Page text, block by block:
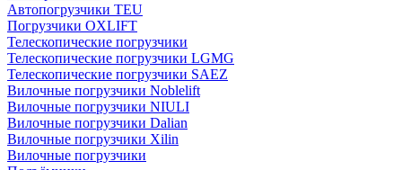
Автопогрузчики TEU
Погрузчики OXLIFT
Телескопические погрузчики
Телескопические погрузчики LGMG
Телескопические погрузчики SAEZ
Вилочные погрузчики Noblelift
Вилочные погрузчики NIULI
Вилочные погрузчики Dalian
Вилочные погрузчики Xilin
Вилочные погрузчики